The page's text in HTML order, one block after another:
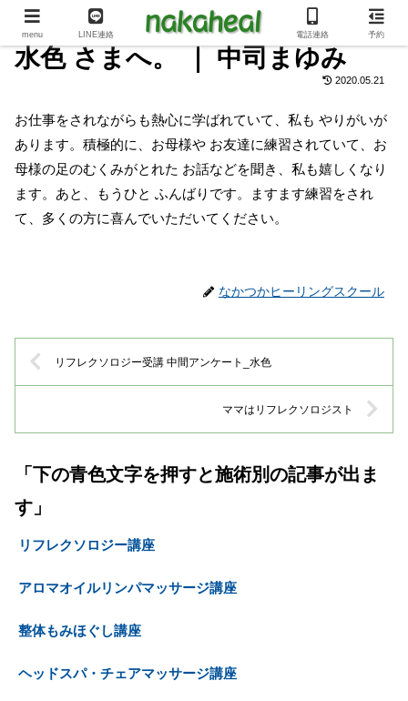
水色 さまへ。 ｜ 中司まゆみ
2020.05.21
お仕事をされながらも熱心に学ばれていて、私も やりがいが
あります。積極的に、お母様や お友達に練習されていて、お
母様の足のむくみがとれた お話などを聞き、私も嬉しくなり
ます。あと、もうひと ふんばりです。ますます練習をされ
て、多くの方に喜んでいただいてください。
なかつかヒーリングスクール
リフレクソロジー受講 中間アンケート_水色
ママはリフレクソロジスト
「下の青色文字を押すと施術別の記事が出ま
す」
リフレクソロジー講座
アロマオイルリンパマッサージ講座
整体もみほぐし講座
ヘッドスパ・チェアマッサージ講座
menu LINE連絡 電話連絡 予約